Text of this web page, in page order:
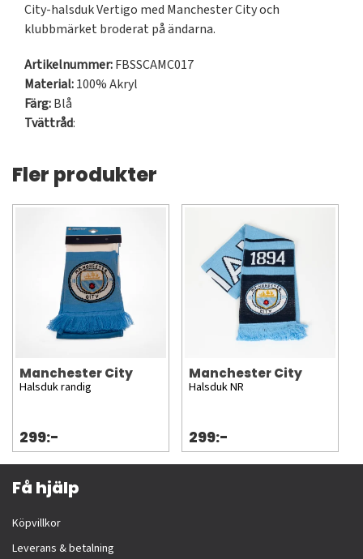
City-halsduk Vertigo med Manchester City och
klubbmärket broderat på ändarna.
Artikelnummer:FBSSCAMC017
Material:100% Akryl
Färg:Blå
Tvättråd:
Fler produkter
Manchester City
Halsduk randig
299:-
Manchester City
Halsduk NR
299:-
Få hjälp
Köpvillkor
Leverans & betalning